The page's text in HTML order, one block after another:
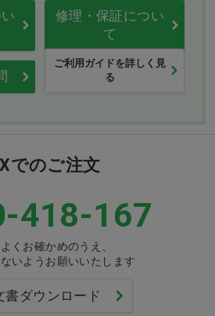
修理・保証につい
て
ご利用ガイドを詳しく見
る
でのご注文
418-167
くお確かめのうえ、
いようお願いいたします
書ダウンロード